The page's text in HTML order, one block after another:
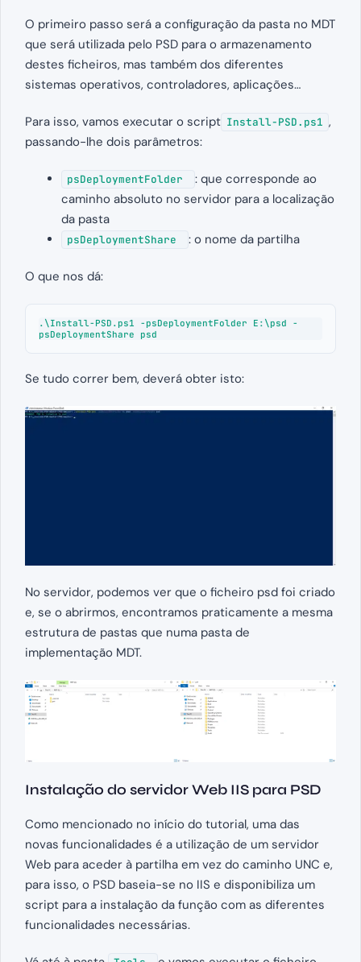
O primeiro passo será a configuração da pasta no MDT
que será utilizada pelo PSD para o armazenamento
destes ficheiros, mas também dos diferentes
sistemas operativos, controladores, aplicações…
Para isso, vamos executar o script Install-PSD.ps1 ,
passando-lhe dois parâmetros:
psDeploymentFolder
: que corresponde ao
caminho absoluto no servidor para a localização
da pasta
psDeploymentShare : o nome da partilha
O que nos dá:
.\Install-PSD.ps1 -psDeploymentFolder E:\psd -
psDeploymentShare psd
Se tudo correr bem, deverá obter isto:
No servidor, podemos ver que o ficheiro psd foi criado
e, se o abrirmos, encontramos praticamente a mesma
estrutura de pastas que numa pasta de
implementação MDT.
Instalação do servidor Web IIS para PSD
Como mencionado no início do tutorial, uma das
novas funcionalidades é a utilização de um servidor
Web para aceder à partilha em vez do caminho UNC e,
para isso, o PSD baseia-se no IIS e disponibiliza um
script para a instalação da função com as diferentes
funcionalidades necessárias.